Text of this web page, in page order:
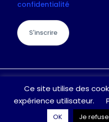
confidentialité
S'inscrire
question /
laisser un message
Ce site utilise des
expérience utilisateur.
OK Je refuse